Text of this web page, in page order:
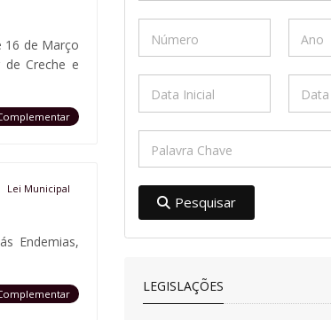
16 de Março
Creche e
Lei Municipal
Endemias,
Pesquisar
LEGISLAÇÕES